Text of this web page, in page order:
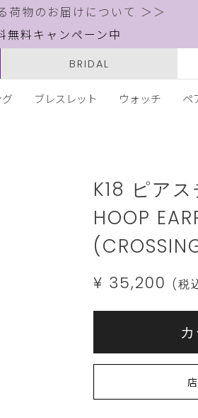
荷物のお届けについて ＞＞
無料キャンペーン中
BRIDAL
ブレスレット ウォッチ ペ
jewelry.com/
K18 ピア
HOOP
¥ 35,200 (税
Add
Product